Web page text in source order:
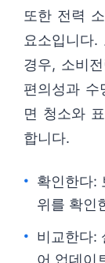
또한 전력
요소입니다
경우, 소비
편의성과 수
면 청소와
합니다.
확인한다:
위를 확인
비교한다:
어 업데이